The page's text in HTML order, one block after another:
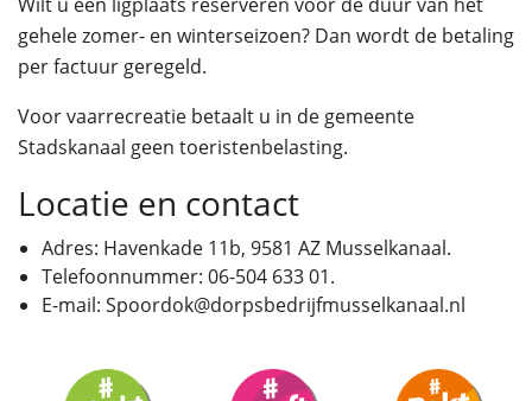
gehele zomer- en winterseizoen? Dan wordt de betaling
per factuur geregeld.
Voor vaarrecreatie betaalt u in de gemeente
Stadskanaal geen toeristenbelasting.
Locatie en contact
Adres: Havenkade 11b, 9581 AZ Musselkanaal.
Telefoonnummer: 06-504 633 01.
E-mail: Spoordok@dorpsbedrijfmusselkanaal.nl